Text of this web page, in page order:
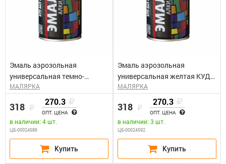
Эмаль аэрозольная
универсальная темно-
зеленая КУДО KU-1007
МАЛЯРКА
318 270.3
ОПТ. ЦЕНА
в наличии: 4 шт.
ЦБ-00024586
Эмаль аэрозольная
универсальная желтая КУДО
KU-1013 (0,52л)
МАЛЯРКА
318 270.3
ОПТ. ЦЕНА
в наличии: 3 шт.
ЦБ-00024592